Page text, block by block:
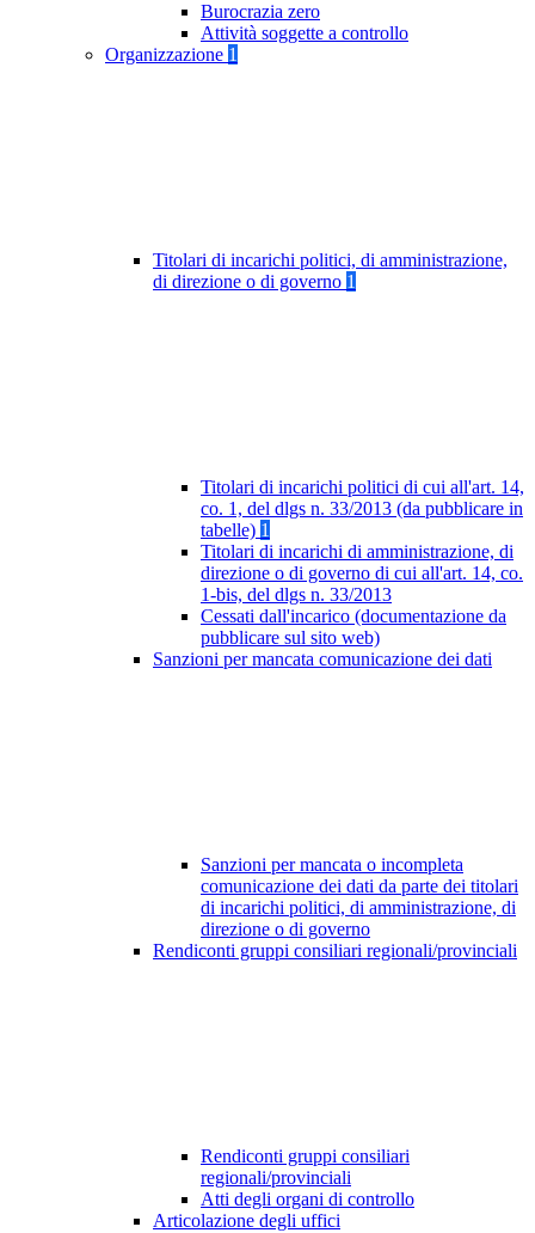
Burocrazia zero
Attività soggette a controllo
Organizzazione 1
Titolari di incarichi politici, di amministrazione,
di direzione o di governo 1
Titolari di incarichi politici di cui all'art. 14,
co. 1, del dlgs n. 33/2013 (da pubblicare in
tabelle) 1
Titolari di incarichi di amministrazione, di
direzione o di governo di cui all'art. 14, co.
1-bis, del dlgs n. 33/2013
Cessati dall'incarico (documentazione da
pubblicare sul sito web)
Sanzioni per mancata comunicazione dei dati
Sanzioni per mancata o incompleta
comunicazione dei dati da parte dei titolari
di incarichi politici, di amministrazione, di
direzione o di governo
Rendiconti gruppi consiliari regionali/provinciali
Rendiconti gruppi consiliari
regionali/provinciali
Atti degli organi di controllo
Articolazione degli uffici